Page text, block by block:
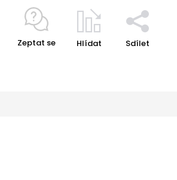
Zeptat se Hlídat Sdílet